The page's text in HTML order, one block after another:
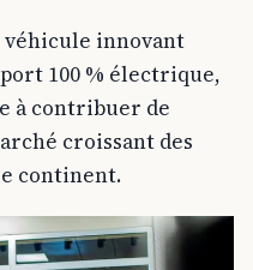
véhicule innovant
100 % électrique,
à contribuer de
croissant des
continent.